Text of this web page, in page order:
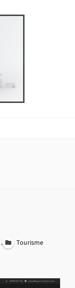
,
Tourisme